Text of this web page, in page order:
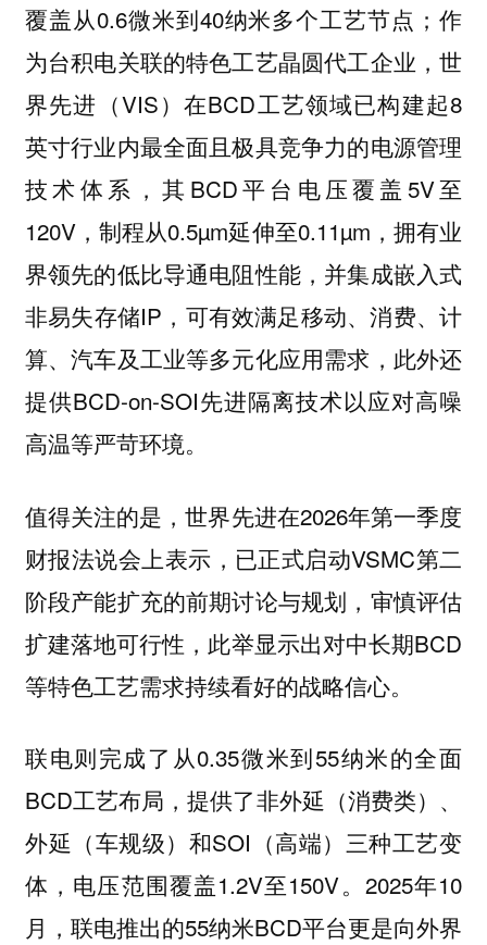
覆盖从0.6微米到40纳米多个工艺节点；作
为台积电关联的特色工艺晶圆代工企业，世
界先进（VIS）在BCD工艺领域已构建起8
英寸行业内最全面且极具竞争力的电源管理
技术体系，其BCD平台电压覆盖5V至
120V，制程从0.5µm延伸至0.11µm，拥有业
界领先的低比导通电阻性能，并集成嵌入式
非易失存储IP，可有效满足移动、消费、计
算、汽车及工业等多元化应用需求，此外还
提供BCD-on-SOI先进隔离技术以应对高噪
高温等严苛环境。
值得关注的是，世界先进在2026年第一季度
财报法说会上表示，已正式启动VSMC第二
阶段产能扩充的前期讨论与规划，审慎评估
扩建落地可行性，此举显示出对中长期BCD
等特色工艺需求持续看好的战略信心。
联电则完成了从0.35微米到55纳米的全面
BCD工艺布局，提供了非外延（消费类）、
外延（车规级）和SOI（高端）三种工艺变
体，电压范围覆盖1.2V至150V。2025年10
月，联电推出的55纳米BCD平台更是向外界